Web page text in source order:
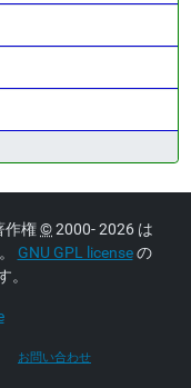
作権©2000- 2026 は
GNU GPL licenseの
。
お問い合わせ